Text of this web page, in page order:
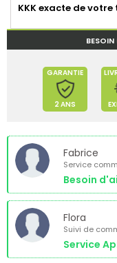
KKK exacte de votre
GARANTIE
2 ANS
Fabrice
Service
Besoin
Flora
Suivi de
Service